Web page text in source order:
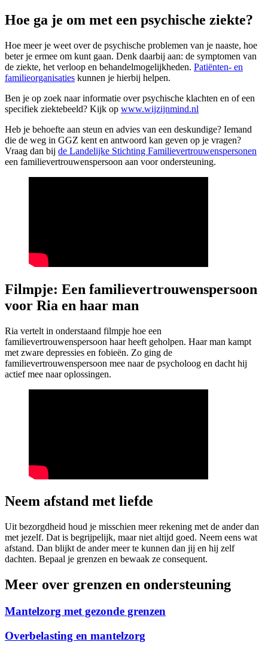
Hoe ga je om met een psychische ziekte?
Hoe meer je weet over de psychische problemen van je naaste, hoe
beter je ermee om kunt gaan. Denk daarbij aan: de symptomen van
de ziekte, het verloop en behandelmogelijkheden. Patiënten- en
familieorganisaties kunnen je hierbij helpen.
Ben je op zoek naar informatie over psychische klachten en of een
specifiek ziektebeeld? Kijk op www.wijzijnmind.nl
Heb je behoefte aan steun en advies van een deskundige? Iemand
die de weg in GGZ kent en antwoord kan geven op je vragen?
Vraag dan bij de Landelijke Stichting Familievertrouwenspersonen
een familievertrouwenspersoon aan voor ondersteuning.
Filmpje: Een familievertrouwenspersoon
voor Ria en haar man
Ria vertelt in onderstaand filmpje hoe een
familievertrouwenspersoon haar heeft geholpen. Haar man kampt
met zware depressies en fobieën. Zo ging de
familievertrouwenspersoon mee naar de psycholoog en dacht hij
actief mee naar oplossingen.
Neem afstand met liefde
Uit bezorgdheid houd je misschien meer rekening met de ander dan
met jezelf. Dat is begrijpelijk, maar niet altijd goed. Neem eens wat
afstand. Dan blijkt de ander meer te kunnen dan jij en hij zelf
dachten. Bepaal je grenzen en bewaak ze consequent.
Meer over grenzen en ondersteuning
Mantelzorg met gezonde grenzen
Overbelasting en mantelzorg